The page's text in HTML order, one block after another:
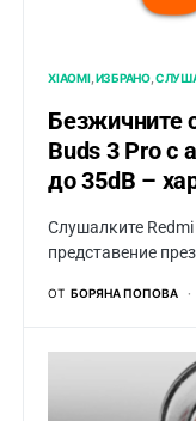
XIAOMI ИЗБРАНО
Безжичните
Buds 3 Pro с
до 35dB –
Слушалките
представение
ОТ БОРЯНА ПОПОВА